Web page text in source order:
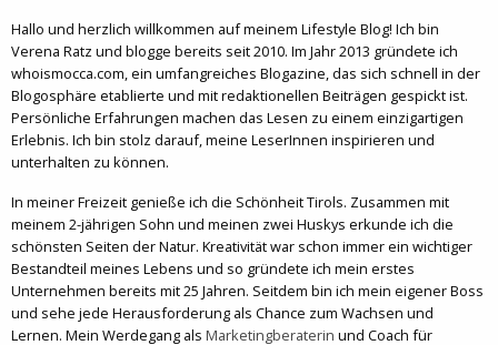
Hallo und herzlich willkommen auf meinem Lifestyle Blog! Ich bin
Verena Ratz und blogge bereits seit 2010. Im Jahr 2013 gründete ich
whoismocca.com, ein umfangreiches Blogazine, das sich schnell in der
Blogosphäre etablierte und mit redaktionellen Beiträgen gespickt ist.
Persönliche Erfahrungen machen das Lesen zu einem einzigartigen
Erlebnis. Ich bin stolz darauf, meine LeserInnen inspirieren und
unterhalten zu können.
In meiner Freizeit genieße ich die Schönheit Tirols. Zusammen mit
meinem 2-jährigen Sohn und meinen zwei Huskys erkunde ich die
schönsten Seiten der Natur. Kreativität war schon immer ein wichtiger
Bestandteil meines Lebens und so gründete ich mein erstes
Unternehmen bereits mit 25 Jahren. Seitdem bin ich mein eigener Boss
und sehe jede Herausforderung als Chance zum Wachsen und
Lernen. Mein Werdegang als Marketingberaterin und Coach für